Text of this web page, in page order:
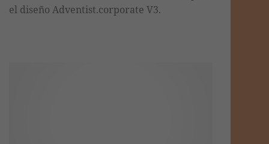
el diseño Adventist.corporate V3.